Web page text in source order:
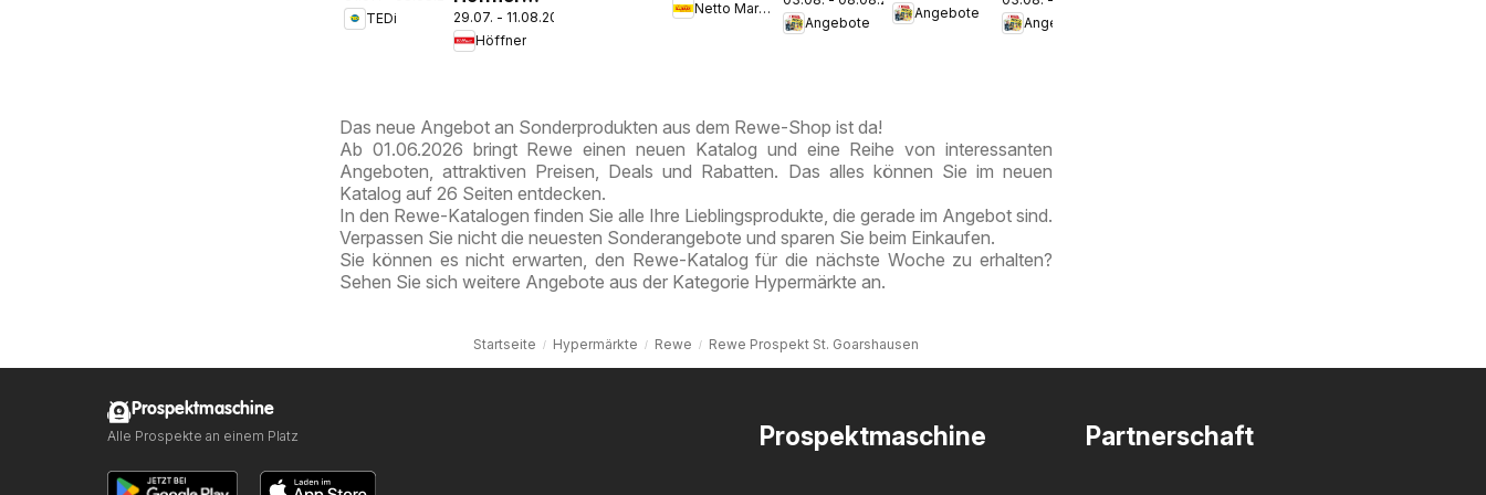
Bremen
TEDi
Prospekt
Schönefeld
29.07. - 11.08.2026
Höffner
Discount
Berg
Netto Marken-Discount
Angebote
vor Ort:
entdecken!
Angebote
Angebote
Das neue Angebot an Sonderprodukten aus dem Rewe-Shop ist da!
Ab 01.06.2026 bringt Rewe einen neuen Katalog und eine Reihe von interessanten
Angeboten, attraktiven Preisen, Deals und Rabatten. Das alles können Sie im neuen
Katalog auf 26 Seiten entdecken.
In den Rewe-Katalogen finden Sie alle Ihre Lieblingsprodukte, die gerade im Angebot sind.
Verpassen Sie nicht die neuesten Sonderangebote und sparen Sie beim Einkaufen.
Sie können es nicht erwarten, den Rewe-Katalog für die nächste Woche zu erhalten?
Sehen Sie sich weitere Angebote aus der Kategorie Hypermärkte an.
Startseite Hypermärkte Rewe Rewe Prospekt St. Goarshausen
Prospektmaschine Partnerschaft
Prospektmaschine
Alle Prospekte an einem Platz